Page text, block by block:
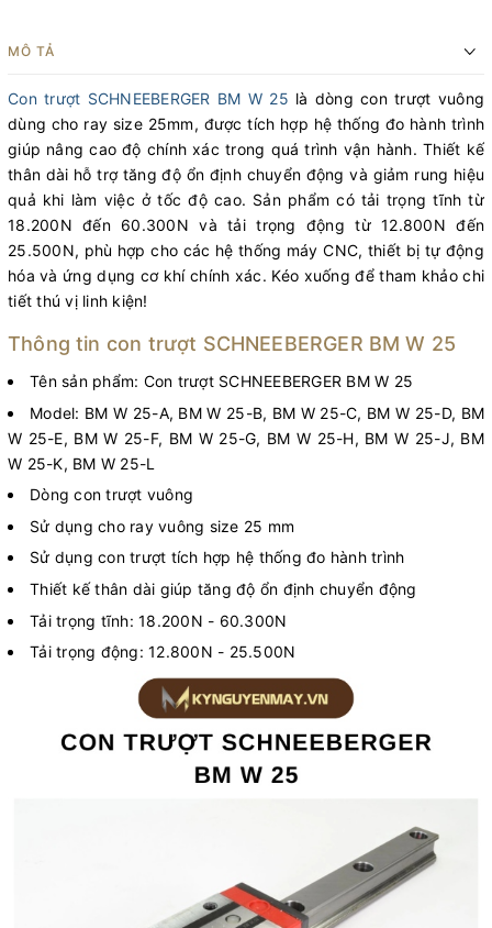
MÔ TẢ
Con trượt SCHNEEBERGER BM W 25 là dòng con trượt vuông
dùng cho ray size 25mm, được tích hợp hệ thống đo hành trình
giúp nâng cao độ chính xác trong quá trình vận hành. Thiết kế
thân dài hỗ trợ tăng độ ổn định chuyển động và giảm rung hiệu
quả khi làm việc ở tốc độ cao. Sản phẩm có tải trọng tĩnh từ
18.200N đến 60.300N và tải trọng động từ 12.800N đến
25.500N, phù hợp cho các hệ thống máy CNC, thiết bị tự động
hóa và ứng dụng cơ khí chính xác. Kéo xuống để tham khảo chi
tiết thú vị linh kiện!
Thông tin con trượt SCHNEEBERGER BM W 25
Tên sản phẩm: Con trượt SCHNEEBERGER BM W 25
Model: BM W 25-A, BM W 25-B, BM W 25-C, BM W 25-D, BM
W 25-E, BM W 25-F, BM W 25-G, BM W 25-H, BM W 25-J, BM
W 25-K, BM W 25-L
Dòng con trượt vuông
Sử dụng cho ray vuông size 25 mm
Sử dụng con trượt tích hợp hệ thống đo hành trình
Thiết kế thân dài giúp tăng độ ổn định chuyển động
Tải trọng tĩnh: 18.200N - 60.300N
Tải trọng động: 12.800N - 25.500N